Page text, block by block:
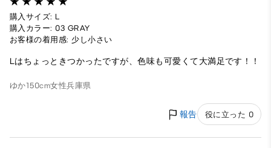
購入サイズ: L
購入カラー: 03 GRAY
お客様の着用感: 少し小さい
Lはちょっときつかったですが、色味も可愛くて大満足です！！
ゆか150cm女性兵庫県
報告 役に立った 0